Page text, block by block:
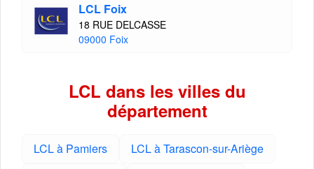
LCL Foix
18 RUE DELCASSE
09000 Foix
LCL dans les villes du
département
LCL à Pamiers
LCL à Tarascon-sur-Ariège